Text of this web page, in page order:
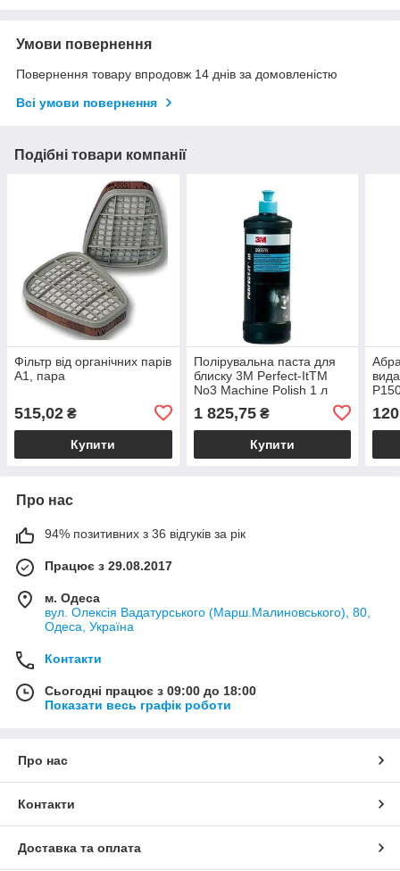
Умови повернення
Повернення товару впродовж 14 днів за домовленістю
Всі умови повернення
Подібні товари компанії
Фільтр від органічних парів
А1, пара
515,02 ₴
Купити
Полірувальна паста для
блиску 3М Perfect-ItTM
No3 Machine Polish 1 л
1 825,75₴
Купити
Про нас
94% позитивних з 36 відгуків за рік
Працює з 29.08.2017
м. Одеса
вул. Олексія Вадатурського (Марш.Малиновського), 80,
Одеса, Україна
Контакти
Сьогодні працює з 09:00 до 18:00
Показати весь графік роботи
Про нас
Контакти
Доставка та оплата